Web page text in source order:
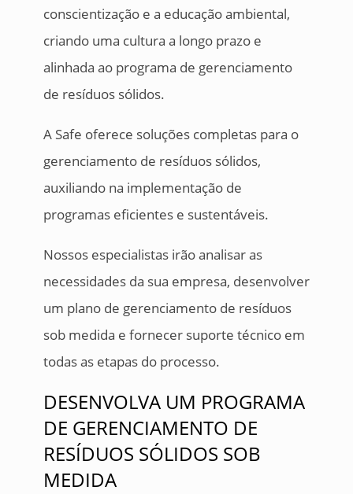
conscientização e a educação ambiental,
criando uma cultura a longo prazo e
alinhada ao programa de gerenciamento
de resíduos sólidos.
A Safe oferece soluções completas para o
gerenciamento de resíduos sólidos,
auxiliando na implementação de
programas eficientes e sustentáveis.
Nossos especialistas irão analisar as
necessidades da sua empresa, desenvolver
um plano de gerenciamento de resíduos
sob medida e fornecer suporte técnico em
todas as etapas do processo.
DESENVOLVA UM PROGRAMA
DE GERENCIAMENTO DE
RESÍDUOS SÓLIDOS SOB
MEDIDA